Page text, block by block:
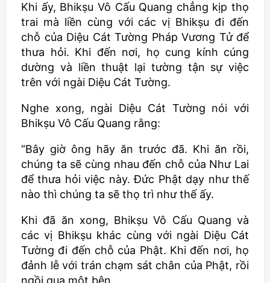
Khi ấy, Bhikṣu Vô Cấu Quang chẳng kịp thọ
trai mà liền cùng với các vị Bhikṣu đi đến
chỗ của Diệu Cát Tường Pháp Vương Tử để
thưa hỏi. Khi đến nơi, họ cung kính cúng
dường và liền thuật lại tường tận sự việc
trên với ngài Diệu Cát Tường.
Nghe xong, ngài Diệu Cát Tường nói với
Bhikṣu Vô Cấu Quang rằng:
“Bây giờ ông hãy ăn trước đã. Khi ăn rồi,
chúng ta sẽ cùng nhau đến chỗ của Như Lai
để thưa hỏi việc này. Đức Phật dạy như thế
nào thì chúng ta sẽ thọ trì như thế ấy.
Khi đã ăn xong, Bhikṣu Vô Cấu Quang và
các vị Bhikṣu khác cùng với ngài Diệu Cát
Tường đi đến chỗ của Phật. Khi đến nơi, họ
đảnh lễ với trán chạm sát chân của Phật, rồi
ngồi qua một bên.